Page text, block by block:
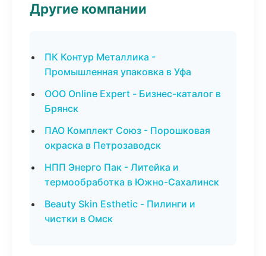
Другие компании
ПК Контур Металлика -
Промышленная упаковка в Уфа
ООО Online Expert - Бизнес-каталог в
Брянск
ПАО Комплект Союз - Порошковая
окраска в Петрозаводск
НПП Энерго Пак - Литейка и
термообработка в Южно-Сахалинск
Beauty Skin Esthetic - Пилинги и
чистки в Омск